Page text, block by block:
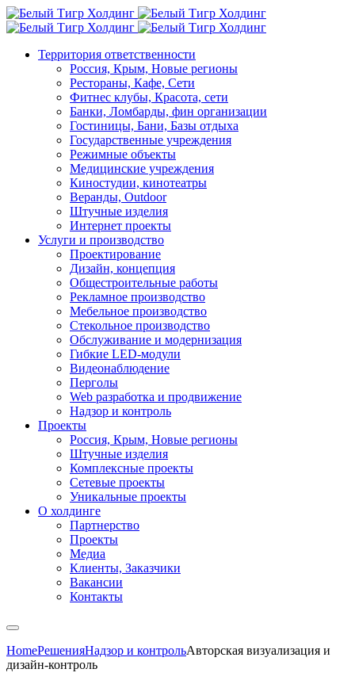
Территория ответственности
Россия, Крым, Новые регионы
Рестораны, Кафе, Сети
Фитнес клубы, Красота, сети
Банки, Ломбарды, фин организации
Гостиницы, Бани, Базы отдыха
Государственные учреждения
Режимные объекты
Медицинские учреждения
Киностудии, кинотеатры
Веранды, Outdoor
Штучные изделия
Интернет проекты
Услуги и производство
Проектирование
Дизайн, концепция
Общестроительные работы
Рекламное производство
Мебельное производство
Стекольное производство
Обслуживание и модернизация
Гибкие LED-модули
Видеонаблюдение
Перголы
Web разработка и продвижение
Надзор и контроль
Проекты
Россия, Крым, Новые регионы
Штучные изделия
Комплексные проекты
Сетевые проекты
Уникальные проекты
О холдинге
Партнерство
Проекты
Медиа
Клиенты, Заказчики
Вакансии
Контакты
HomeРешенияНадзор и контрольАвторская визуализация и
дизайн-контроль